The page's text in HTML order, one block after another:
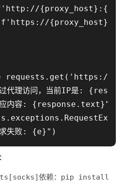
requests.get('https://
代理访问，当前IP是:
内容: {response.text}")
失败: {e}")
依赖： pip install